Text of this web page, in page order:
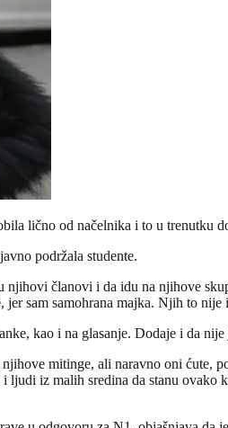
lično od načelnika i to u trenutku
podržala studente.
članovi i da idu na njihove
sam samohrana majka. Njih to
kao i na glasanje. Dodaje i da
mitinge, ali naravno oni ćute,
ljudi iz malih sredina da stanu ovako